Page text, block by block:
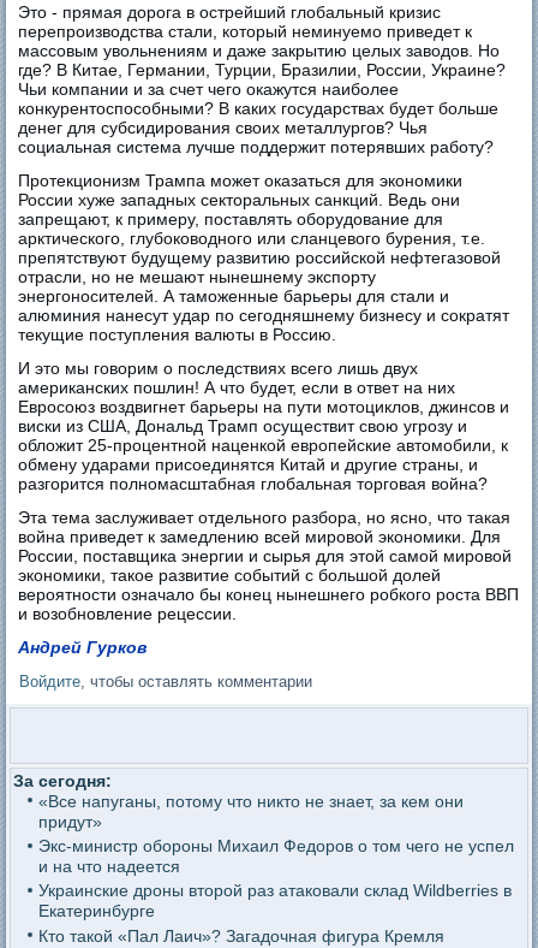
Это - прямая дорога в острейший глобальный кризис
перепроизводства стали, который неминуемо приведет к
массовым увольнениям и даже закрытию целых заводов. Но
где? В Китае, Германии, Турции, Бразилии, России, Украине?
Чьи компании и за счет чего окажутся наиболее
конкурентоспособными? В каких государствах будет больше
денег для субсидирования своих металлургов? Чья
социальная система лучше поддержит потерявших работу?
Протекционизм Трампа может оказаться для экономики
России хуже западных секторальных санкций. Ведь они
запрещают, к примеру, поставлять оборудование для
арктического, глубоководного или сланцевого бурения, т.е.
препятствуют будущему развитию российской нефтегазовой
отрасли, но не мешают нынешнему экспорту
энергоносителей. А таможенные барьеры для стали и
алюминия нанесут удар по сегодняшнему бизнесу и сократят
текущие поступления валюты в Россию.
И это мы говорим о последствиях всего лишь двух
американских пошлин! А что будет, если в ответ на них
Евросоюз воздвигнет барьеры на пути мотоциклов, джинсов и
виски из США, Дональд Трамп осуществит свою угрозу и
обложит 25-процентной наценкой европейские автомобили, к
обмену ударами присоединятся Китай и другие страны, и
разгорится полномасштабная глобальная торговая война?
Эта тема заслуживает отдельного разбора, но ясно, что такая
война приведет к замедлению всей мировой экономики. Для
России, поставщика энергии и сырья для этой самой мировой
экономики, такое развитие событий с большой долей
вероятности означало бы конец нынешнего робкого роста ВВП
и возобновление рецессии.
Андрей Гурков
Войдите , чтобы оставлять комментарии
За сегодня:
«Все напуганы, потому что никто не знает, за кем они
придут»
Экс-министр обороны Михаил Федоров о том чего не успел
и на что надеется
Украинские дроны второй раз атаковали склад Wildberries в
Екатеринбурге
Кто такой «Пал Лаич»? Загадочная фигура Кремля